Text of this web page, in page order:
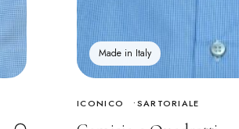
Made in Italy
ICONICO SARTORIALE